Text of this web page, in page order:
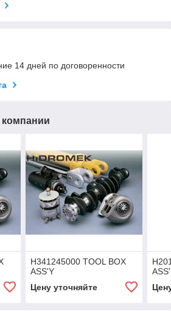
14 дней по договоренности
H341245000 TOOL BOX
ASS'Y
Цену уточняйте